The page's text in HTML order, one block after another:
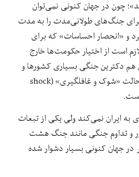
چون در جهان کنونی نمی‌توان
جنگ‌های طولانی‌مدت را به مدت
و «انحصار احساسات» که برای
است از اختیار حکومت‌ها خارج
دکترین جنگی بسیاری کشورها و
خصوصا آمریکا بیشتر حالت «شوک و غافلگیری» (shock
به ایران نمی‌کند ولی یکی از تبعات
و تداوم جنگی مانند جنگ هشت
در جهان کنونی بسیار دشوار شده